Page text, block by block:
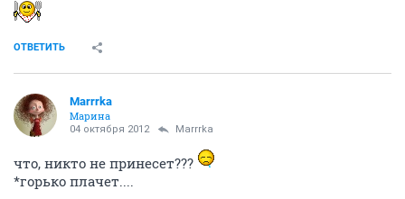
ОТВЕТИТЬ
Marrrka
Марина
04 октября 2012 Marrrka
что, никто не принесет???
*горько плачет....